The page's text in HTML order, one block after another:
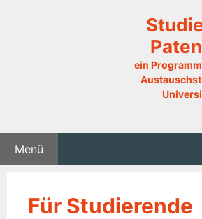
ein
Menü
Für Studierende